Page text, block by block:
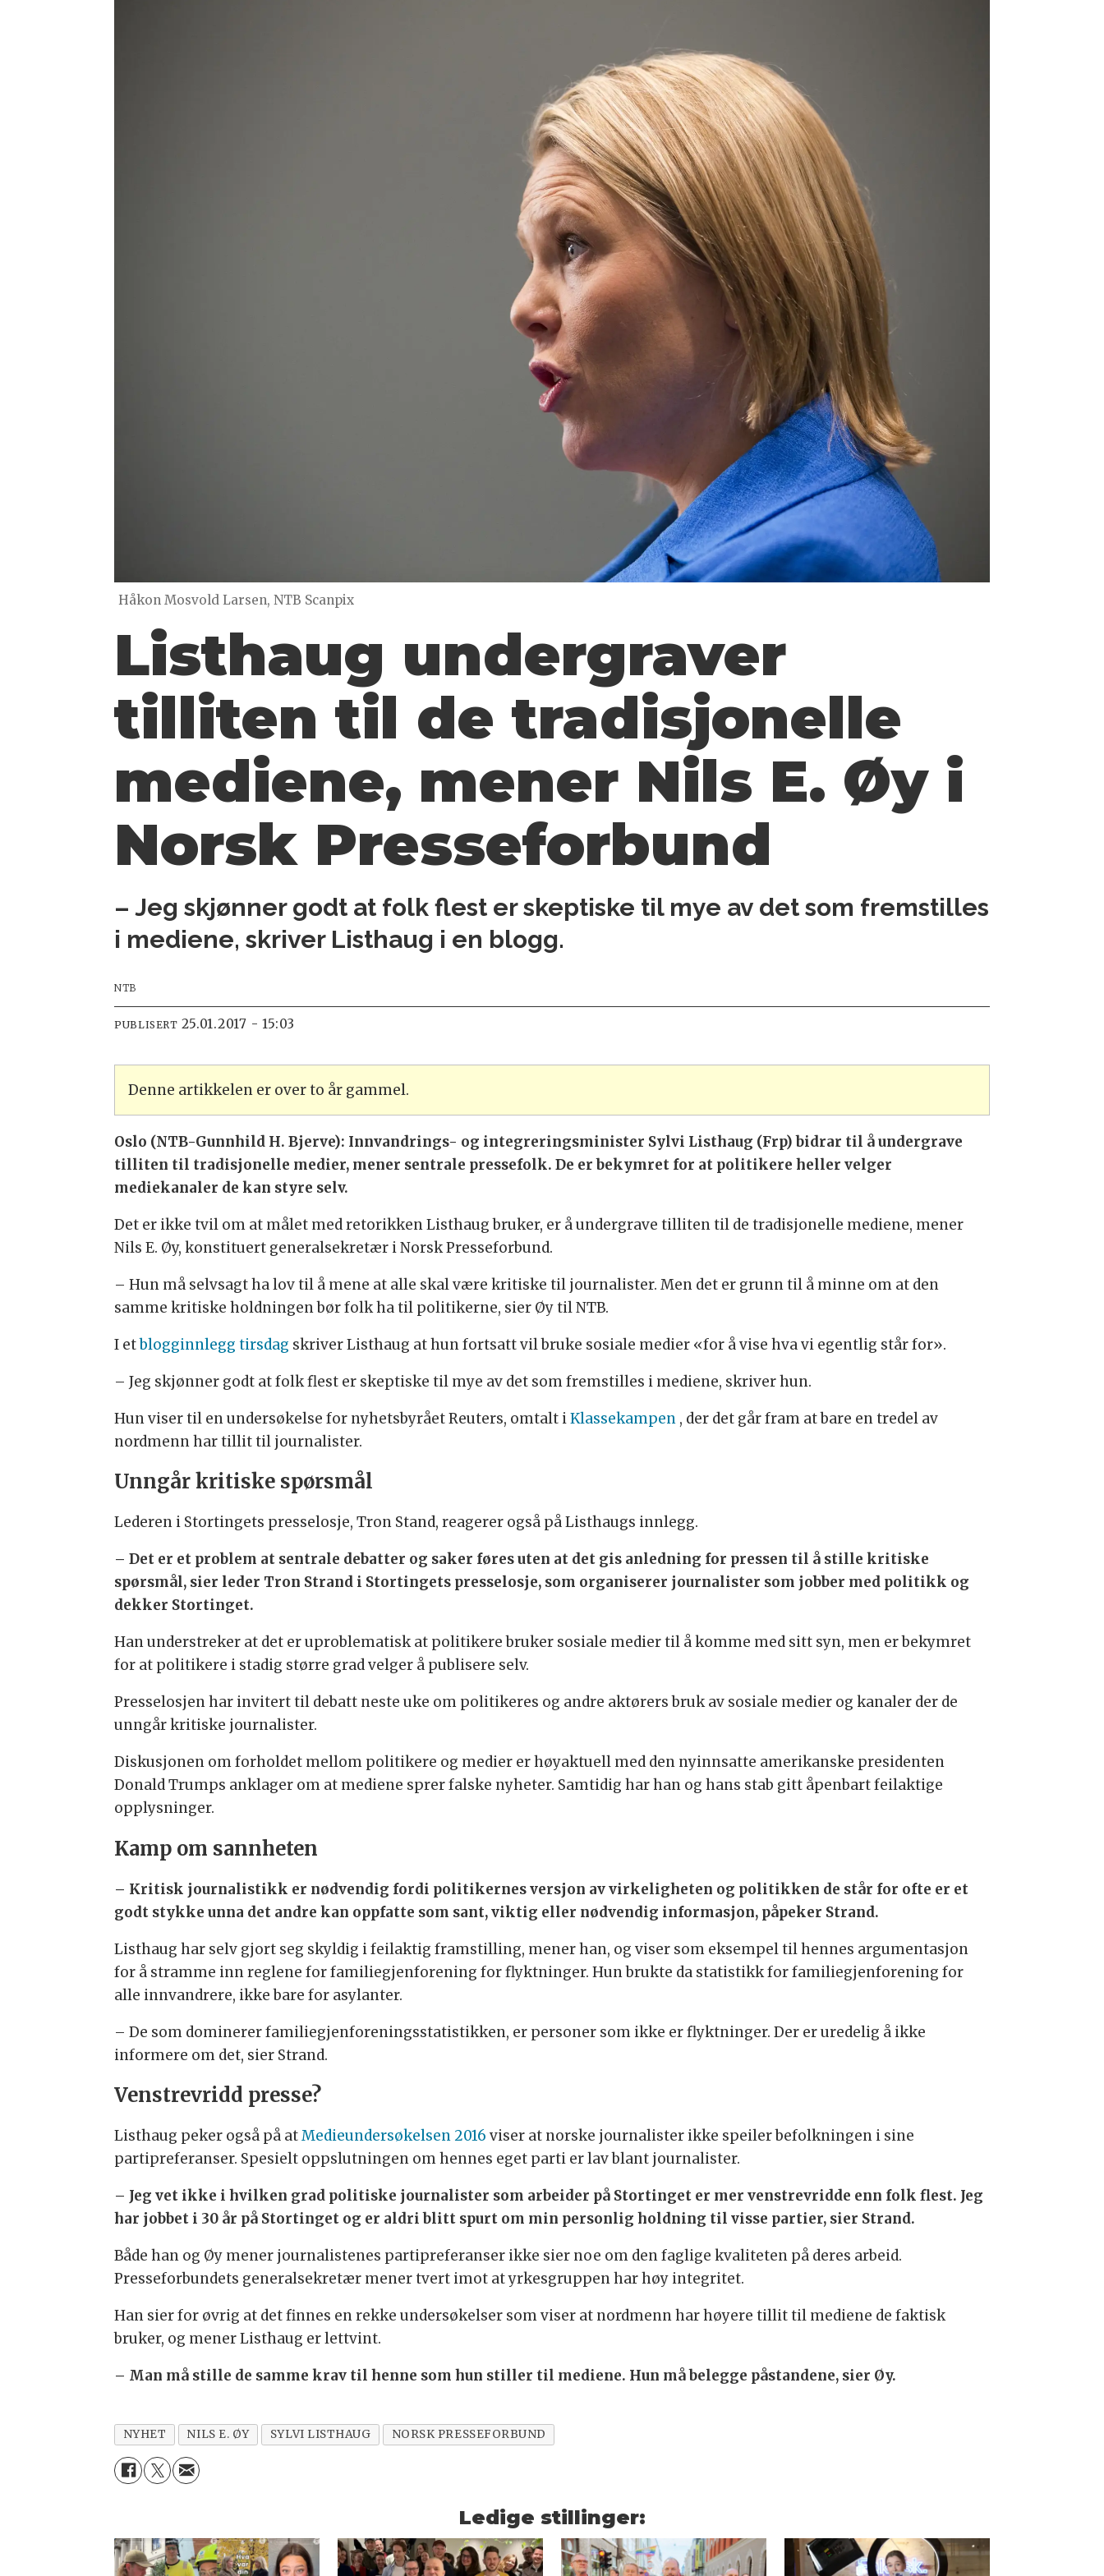
Håkon Mosvold Larsen, NTB Scanpix
Listhaug undergraver
tilliten til de tradisjonelle
mediene, mener Nils E. Øy i
Norsk Presseforbund
– Jeg skjønner godt at folk flest er skeptiske til mye av det som fremstilles
i mediene, skriver Listhaug i en blogg.
NTB
PUBLISERT 25.01.2017 - 15:03
Denne artikkelen er over to år gammel.
Oslo (NTB-Gunnhild H. Bjerve): Innvandrings- og integreringsminister Sylvi Listhaug (Frp) bidrar til å undergrave
tilliten til tradisjonelle medier, mener sentrale pressefolk. De er bekymret for at politikere heller velger
mediekanaler de kan styre selv.
Det er ikke tvil om at målet med retorikken Listhaug bruker, er å undergrave tilliten til de tradisjonelle mediene, mener
Nils E. Øy, konstituert generalsekretær i Norsk Presseforbund.
– Hun må selvsagt ha lov til å mene at alle skal være kritiske til journalister. Men det er grunn til å minne om at den
samme kritiske holdningen bør folk ha til politikerne, sier Øy til NTB.
I etblogginnlegg tirsdag skriver Listhaug at hun fortsatt vil bruke sosiale medier «for å vise hva vi egentlig står for».
– Jeg skjønner godt at folk flest er skeptiske til mye av det som fremstilles i mediene, skriver hun.
Hun viser til en undersøkelse for nyhetsbyrået Reuters, omtalt iKlassekampen , der det går fram at bare en tredel av
nordmenn har tillit til journalister.
Unngår kritiske spørsmål
Lederen i Stortingets presselosje, Tron Stand, reagerer også på Listhaugs innlegg.
– Det er et problem at sentrale debatter og saker føres uten at det gis anledning for pressen til å stille kritiske
spørsmål, sier leder Tron Strand i Stortingets presselosje, som organiserer journalister som jobber med politikk og
dekker Stortinget.
Han understreker at det er uproblematisk at politikere bruker sosiale medier til å komme med sitt syn, men er bekymret
for at politikere i stadig større grad velger å publisere selv.
Presselosjen har invitert til debatt neste uke om politikeres og andre aktørers bruk av sosiale medier og kanaler der de
unngår kritiske journalister.
Diskusjonen om forholdet mellom politikere og medier er høyaktuell med den nyinnsatte amerikanske presidenten
Donald Trumps anklager om at mediene sprer falske nyheter. Samtidig har han og hans stab gitt åpenbart feilaktige
opplysninger.
Kamp om sannheten
– Kritisk journalistikk er nødvendig fordi politikernes versjon av virkeligheten og politikken de står for ofte er et
godt stykke unna det andre kan oppfatte som sant, viktig eller nødvendig informasjon, påpeker Strand.
Listhaug har selv gjort seg skyldig i feilaktig framstilling, mener han, og viser som eksempel til hennes argumentasjon
for å stramme inn reglene for familiegjenforening for flyktninger. Hun brukte da statistikk for familiegjenforening for
alle innvandrere, ikke bare for asylanter.
– De som dominerer familiegjenforeningsstatistikken, er personer som ikke er flyktninger. Der er uredelig å ikke
informere om det, sier Strand.
Venstrevridd presse?
Listhaug peker også på atMedieundersøkelsen 2016 viser at norske journalister ikke speiler befolkningen i sine
partipreferanser. Spesielt oppslutningen om hennes eget parti er lav blant journalister.
– Jeg vet ikke i hvilken grad politiske journalister som arbeider på Stortinget er mer venstrevridde enn folk flest. Jeg
har jobbet i 30 år på Stortinget og er aldri blitt spurt om min personlig holdning til visse partier, sier Strand.
Både han og Øy mener journalistenes partipreferanser ikke sier noe om den faglige kvaliteten på deres arbeid.
Presseforbundets generalsekretær mener tvert imot at yrkesgruppen har høy integritet.
Han sier for øvrig at det finnes en rekke undersøkelser som viser at nordmenn har høyere tillit til mediene de faktisk
bruker, og mener Listhaug er lettvint.
– Man må stille de samme krav til henne som hun stiller til mediene. Hun må belegge påstandene, sier Øy.
NYHET NILS E. ØY SYLVI LISTHAUG NORSK PRESSEFORBUND
Ledige stillinger: